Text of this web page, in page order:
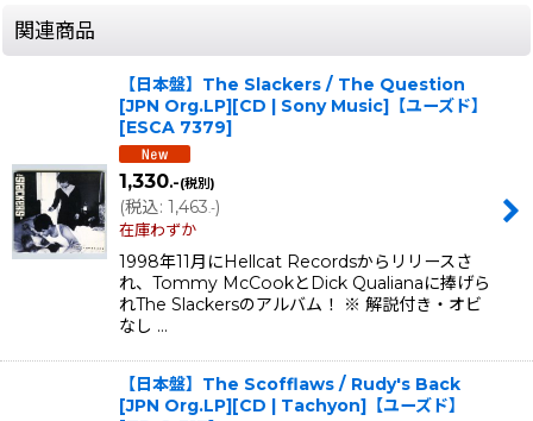
関連商品
【日本盤】The Slackers / The Question
[JPN Org.LP][CD | Sony Music]【ユーズド】
[ESCA 7379]
1,330.-(税別)
(税込: 1,463.-)
在庫わずか
1998年11月にHellcat Recordsからリリースさ
れ、Tommy McCookとDick Qualianaに捧げら
れThe Slackersのアルバム！ ※ 解説付き・オビ
なし …
【日本盤】The Scofflaws / Rudy's Back
[JPN Org.LP][CD | Tachyon]【ユーズド】